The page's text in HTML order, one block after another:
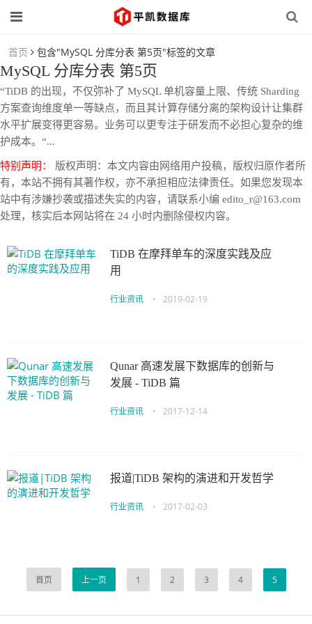
首页 包含"MySQL 分库分表 第5页"标签的文章
MySQL 分库分表 第5页
“TiDB 的出现，不仅弥补了 MySQL 单机容量上限、传统 Sharding
方案查询维度单一等缺点，而且其计算存储分离的架构设计让集群
水平扩展变得更容易。业务可以更专注于研发而不必担心复杂的维
护成本。“...
特别声明：
版权声明：本文内容由网络用户投稿，版权归原作者所
有，本站不拥有其著作权，亦不承担相应法律责任。如果您发现本
站中有涉嫌抄袭或描述失实的内容，请联系小编 edito_r@163.com
处理，核实后本网站将在 24 小时内删除侵权内容。
TiDB 在摩拜单车的深度实践及应
用
行业资讯 • 2019-02-19
Qunar 高速发展下数据库的创新与
发展 - TiDB 篇
行业资讯 • 2017-12-14
报道|TiDB 架构的演进和开发哲学
行业资讯 • 2017-02-03
首页 上一页 1 2 3 4 5